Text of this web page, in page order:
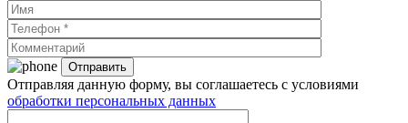
Отправляя данную форму, вы соглашаетесь с условиями
обработки персональных данных